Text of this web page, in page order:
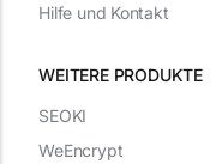
WEITERE PRODUKTE
Hilfe und Kontakt
SEOKI
WeEncrypt